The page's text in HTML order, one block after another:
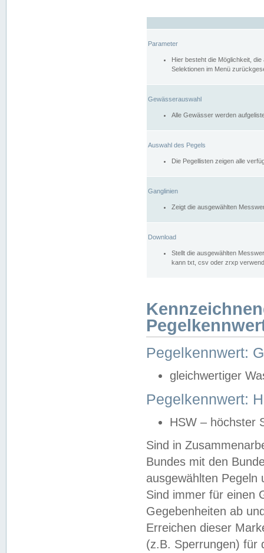
Parameter
Hier besteht die Möglichkeit,
Selektionen im Menü
Gewässerauswahl
Alle Gewässer werden
Auswahl des Pegels
Die Pegellisten zeigen alle
Ganglinien
Zeigt die ausgewählten
Download
Stellt die ausgewählten
kann txt, csv oder zrxp
Pegelkennwert:
gleichwertiger
Pegelkennwert:
HSW – höchster
Sind in
Bundes mit den
ausgewählten
Sind immer für einen
Gegebenheiten ab
Erreichen dieser
(z.B. Sperrungen) für